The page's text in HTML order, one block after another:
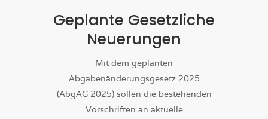
Geplante Gesetzliche
Neuerungen
Mit dem geplanten
Abgabenänderungsgesetz 2025
(AbgÄG 2025) sollen die bestehenden
Vorschriften an aktuelle